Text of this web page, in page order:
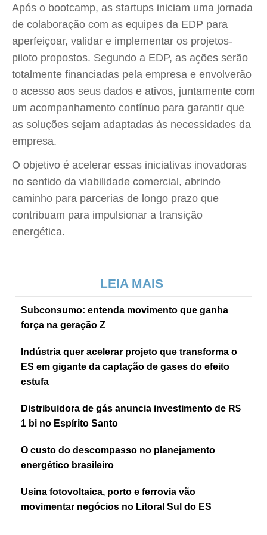
Após o bootcamp, as startups iniciam uma jornada
de colaboração com as equipes da EDP para
aperfeiçoar, validar e implementar os projetos-
piloto propostos. Segundo a EDP, as ações serão
totalmente financiadas pela empresa e envolverão
o acesso aos seus dados e ativos, juntamente com
um acompanhamento contínuo para garantir que
as soluções sejam adaptadas às necessidades da
empresa.
O objetivo é acelerar essas iniciativas inovadoras
no sentido da viabilidade comercial, abrindo
caminho para parcerias de longo prazo que
contribuam para impulsionar a transição
energética.
LEIA MAIS
Subconsumo: entenda movimento que ganha
força na geração Z
Indústria quer acelerar projeto que transforma o
ES em gigante da captação de gases do efeito
estufa
Distribuidora de gás anuncia investimento de R$
1 bi no Espírito Santo
O custo do descompasso no planejamento
energético brasileiro
Usina fotovoltaica, porto e ferrovia vão
movimentar negócios no Litoral Sul do ES